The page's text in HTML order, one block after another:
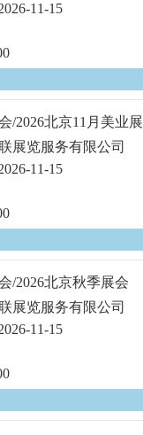
11-15
/2026北京11月美业展
展览服务有限公司
11-15
/2026北京秋季展会
展览服务有限公司
11-15